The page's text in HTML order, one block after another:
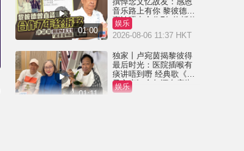
01:00
音乐路上有你 黎彼德曾
直认唔夹合作7年终拆伙
娱乐
2026-08-06 11:37 HKT
01:11
独家丨卢宛茵揭黎彼得
最后时光：医院插喉有
痰讲唔到嘢 经典歌《浪
子心声》金句源自庙街
睇相佬
娱乐